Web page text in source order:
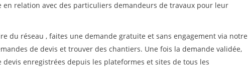
en relation avec des particuliers demandeurs de travaux pour leur
du réseau , faites une demande gratuite et sans engagement via notre
de devis et trouver des chantiers. Une fois la demande validée,
devis enregistrées depuis les plateformes et sites de tous les